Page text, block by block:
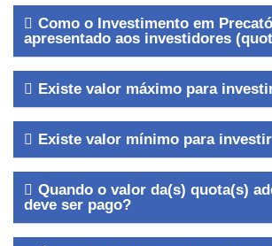
Como o Investimento em
apresentado aos investidores
Existe valor máximo para
Existe valor mínimo para
Quando o valor da(s) quota(s)
deve ser pago?